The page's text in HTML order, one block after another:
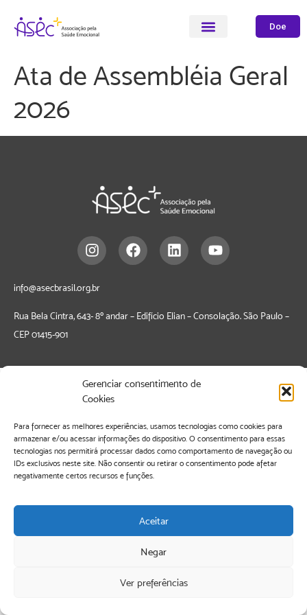
Gerenciar consentimento de
Cookies
Para fornecer as melhores experiências, usamos tecnologias como cookies para
armazenar e/ou acessar informações do dispositivo. O consentimento para essas
tecnologias nos permitirá processar dados como comportamento de navegação ou
IDs exclusivos neste site. Não consentir ou retirar o consentimento pode afetar
negativamente certos recursos e funções.
Aceitar
Negar
Ver preferências
Doe
Ata de Assembléia Geral
2026
info@asecbrasil.org.br
Rua Bela Cintra, 643- 8º andar – Edifício Elian – Consolação. São Paulo –
CEP01415-901